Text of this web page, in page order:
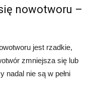
nowotworu –
jest rzadkie,
zmniejsza się lub
nadal nie są w pełni